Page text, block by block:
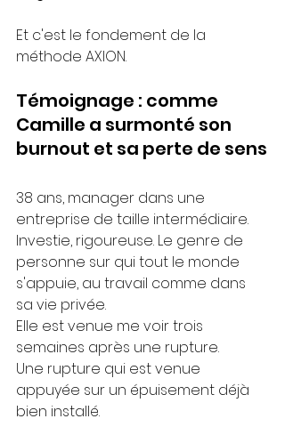
Et c'est le fondement de la
méthode AXION.
Témoignage : comme
Camille a surmonté son
burnout et sa perte de sens
38 ans, manager dans une
entreprise de taille intermédiaire.
Investie, rigoureuse. Le genre de
personne sur qui tout le monde
s'appuie, au travail comme dans
sa vie privée.
Elle est venue me voir trois
semaines après une rupture.
Une rupture qui est venue
appuyée sur un épuisement déjà
bien installé.